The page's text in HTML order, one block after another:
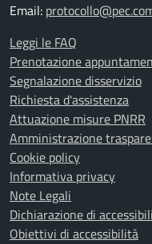
Email:
Leggi le FAQ
Prenotazione
Segnalazione disservizio
Richiesta d'assistenza
Attuazione misure PNRR
Amministrazione
Cookie policy
Informativa privacy
Note Legali
Dichiarazione di
Obiettivi di accessibilità